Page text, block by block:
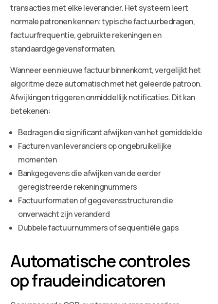
transacties met elke leverancier. Het systeem leert
normale patronen kennen: typische factuurbedragen,
factuurfrequentie, gebruikte rekeningen en
standaardgegevensformaten.
Wanneer een nieuwe factuur binnenkomt, vergelijkt het
algoritme deze automatisch met het geleerde patroon.
Afwijkingen triggeren onmiddellijk notificaties. Dit kan
betekenen:
Bedragen die significant afwijken van het gemiddelde
Facturen van leveranciers op ongebruikelijke
momenten
Bankgegevens die afwijken van de eerder
geregistreerde rekeningnummers
Factuurformaten of gegevensstructuren die
onverwacht zijn veranderd
Dubbele factuurnummers of sequentiële gaps
Automatische controles
op fraudeindicatoren